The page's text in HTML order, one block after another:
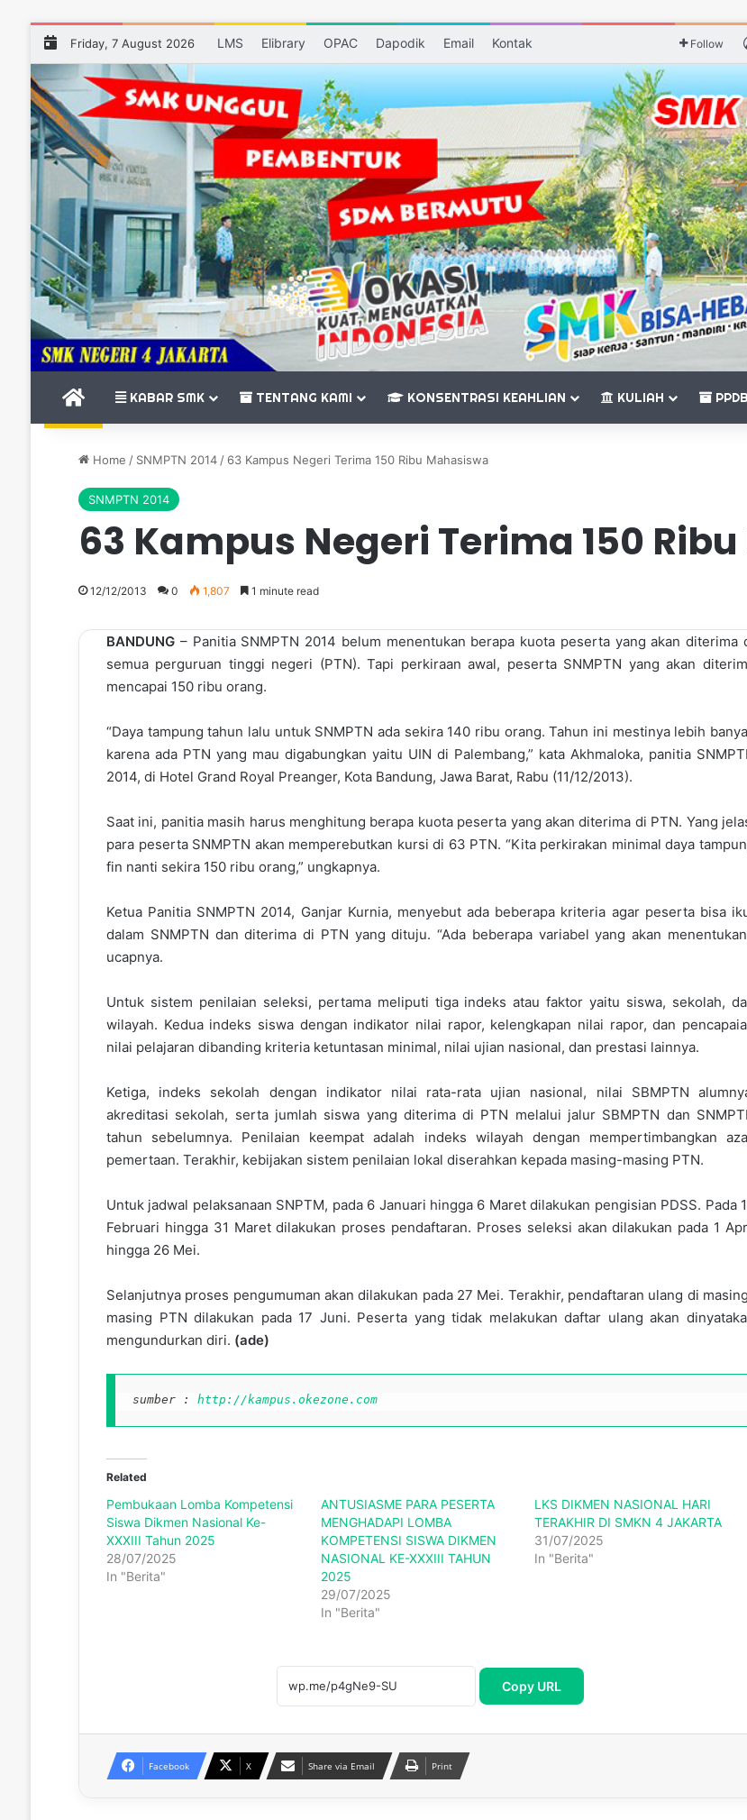
Friday, 7 August 2026 LMS Elibrary OPAC Dapodik Email Kontak Follow
BERANDAKABAR SMK TENTANG KAMI KONSENTRASI KEAHLIAN KULIAH PPDB
Home / SNMPTN 2014 / 63 Kampus Negeri Terima 150 Ribu Mahasiswa
SNMPTN 2014
63 Kampus Negeri Terima 150
12/12/2013 0 1,807 1 minute read
BANDUNG – Panitia SNMPTN 2014 belum menentukan berapa kuota peserta yang akan diterima
semua perguruan tinggi negeri (PTN). Tapi perkiraan awal, peserta SNMPTN yang akan
mencapai 150 ribu orang.
“Daya tampung tahun lalu untuk SNMPTN ada sekira 140 ribu orang. Tahun ini mestinya lebih
karena ada PTN yang mau digabungkan yaitu UIN di Palembang,” kata Akhmaloka, panitia
2014, di Hotel Grand Royal Preanger, Kota Bandung, Jawa Barat, Rabu (11/12/2013).
Saat ini, panitia masih harus menghitung berapa kuota peserta yang akan diterima di PTN. Yang
para peserta SNMPTN akan memperebutkan kursi di 63 PTN. “Kita perkirakan minimal daya
fin nanti sekira 150 ribu orang,” ungkapnya.
Ketua Panitia SNMPTN 2014, Ganjar Kurnia, menyebut ada beberapa kriteria agar peserta bisa
dalam SNMPTN dan diterima di PTN yang dituju. “Ada beberapa variabel yang akan
ucapnya.
Untuk sistem penilaian seleksi, pertama meliputi tiga indeks atau faktor yaitu siswa, sekolah,
wilayah. Kedua indeks siswa dengan indikator nilai rapor, kelengkapan nilai rapor, dan
nilai pelajaran dibanding kriteria ketuntasan minimal, nilai ujian nasional, dan prestasi lainnya.
Ketiga, indeks sekolah dengan indikator nilai rata-rata ujian nasional, nilai SBMPTN
akreditasi sekolah, serta jumlah siswa yang diterima di PTN melalui jalur SBMPTN dan
tahun sebelumnya. Penilaian keempat adalah indeks wilayah dengan mempertimbangkan
pemertaan. Terakhir, kebijakan sistem penilaian lokal diserahkan kepada masing-masing PTN.
Untuk jadwal pelaksanaan SNPTM, pada 6 Januari hingga 6 Maret dilakukan pengisian PDSS. Pada
Februari hingga 31 Maret dilakukan proses pendaftaran. Proses seleksi akan dilakukan pada 1
hingga 26 Mei.
Selanjutnya proses pengumuman akan dilakukan pada 27 Mei. Terakhir, pendaftaran ulang di
masing PTN dilakukan pada 17 Juni. Peserta yang tidak melakukan daftar ulang akan
mengundurkan diri. (ade)
sumber : http://kampus.okezone.com
Related
Pembukaan Lomba Kompetensi
Siswa Dikmen Nasional Ke-
XXXIII Tahun 2025
28/07/2025
In "Berita"
ANTUSIASME PARA PESERTA
MENGHADAPI LOMBA
KOMPETENSI SISWA DIKMEN
NASIONAL KE-XXXIII TAHUN
2025
29/07/2025
In "Berita"
LKS DIKMEN NASIONAL HARI
TERAKHIR DI SMKN 4 JAKARTA
31/07/2025
In "Berita"
Copy URL
Facebook X Share via Email Print